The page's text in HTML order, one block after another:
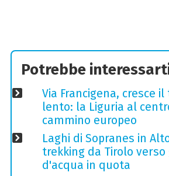
Potrebbe
Via Francigena, cresce
lento: la Liguria al
cammino europeo
Laghi di Sopranes in
trekking da Tirolo verso
d'acqua in quota